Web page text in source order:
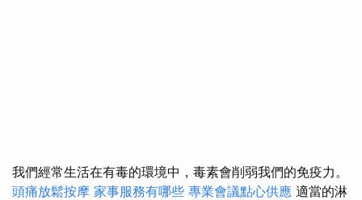
我們經常生活在有毒的環境中，毒素會削弱我們的免疫力。
頭痛放鬆按摩 家事服務有哪些 專業會議點心供應 適當的淋